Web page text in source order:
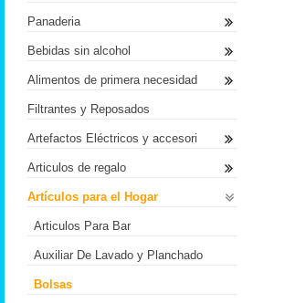
Panaderia
Bebidas sin alcohol
Alimentos de primera necesidad
Filtrantes y Reposados
Artefactos Eléctricos y accesori
Articulos de regalo
Artículos para el Hogar
Articulos Para Bar
Auxiliar De Lavado y Planchado
Bolsas